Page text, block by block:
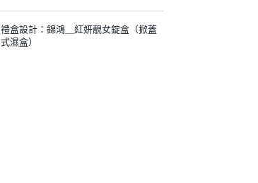
禮盒設計：錦鴻＿紅妍靚女錠盒（掀蓋
式濕盒）